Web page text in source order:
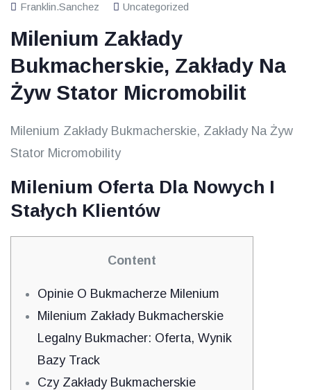
Franklin.sanchez Uncategorized
Milenium Zakłady
Bukmacherskie, Zakłady Na
Żyw Stator Micromobilit
Milenium Zakłady Bukmacherskie, Zakłady Na Żyw
Stator Micromobility
Milenium Oferta Dla Nowych I
Stałych Klientów
Content
Opinie O Bukmacherze Milenium
Milenium Zakłady Bukmacherskie
Legalny Bukmacher: Oferta, Wynik
Bazy Track
Czy Zakłady Bukmacherskie